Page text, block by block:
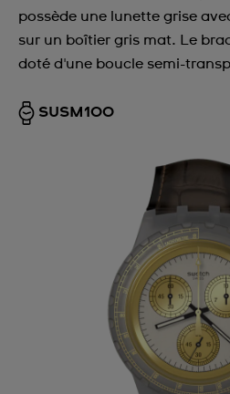
possède une lunette grise
sur un boîtier gris mat. Le
doté d'une boucle semi-
SUSM100